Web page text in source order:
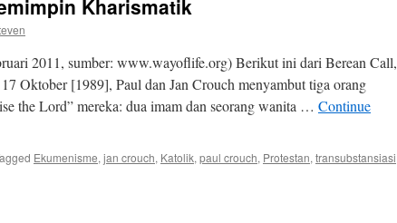
Kharismatik
2011, sumber: www.wayoflife.org) Berikut ini dari Berean Call,
Oktober [1989], Paul dan Jan Crouch menyambut tiga orang
the Lord” mereka: dua imam dan seorang wanita … Continue
Ekumenisme, jan crouch, Katolik, paul crouch, Protestan, transubstansiasi